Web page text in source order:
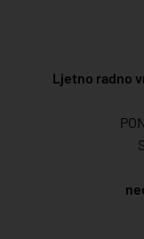
Ljetno radno